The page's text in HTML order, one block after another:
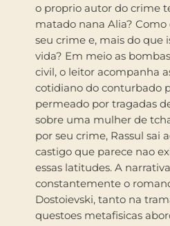
o proprio autor do crime
matado nana Alia?
seu crime e, mais do que
vida? Em meio as
civil, o leitor acompanha
cotidiano do conturbado
permeado por tragadas
sobre uma mulher de
por seu crime, Rassul sai
castigo que parece nao
essas latitudes. A
constantemente o
Dostoievski, tanto na
questoes metafisicas